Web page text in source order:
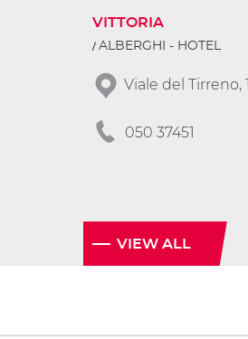
VITTORIA
ALBERGHI - HOTEL
Viale del Tirreno,
050 37451
VIEW ALL